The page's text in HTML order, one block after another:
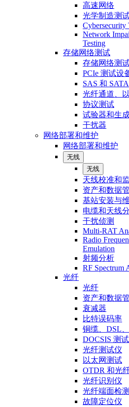
高速网络
光学制造测
Cybersecurity
Network
Testing
存储网络测试
存储网络测
PCIe 测试设
SAS 和 SATA
光纤通道、
协议测试
试验器和生
干扰器
网络部署和维护
网络部署和维护
无线
无线
天线校准和
资产和数据
基站安装与
电缆和天线
干扰侦测
Multi-RAT
Radio
Emulation
射频分析
RF Spectrum
光纤
光纤
资产和数据
衰减器
比特误码率
铜缆、DSL
DOCSIS 测试
光纤测试仪
以太网测试
OTDR 和光
光纤识别仪
光纤端面检
故障定位仪